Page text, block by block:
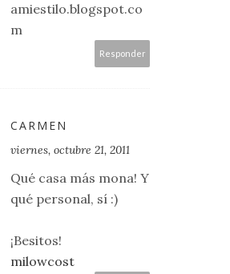
amiestilo.blogspot.co
m
Responder
CARMEN
viernes, octubre 21, 2011
Qué casa más mona! Y
qué personal, sí :)
¡Besitos!
milowcost